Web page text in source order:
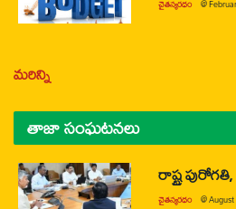
చైతన్యరధం @
మరిన్ని
తాజా సంఘటనలు
రాష్ట్ర
చైతన్యరధం @